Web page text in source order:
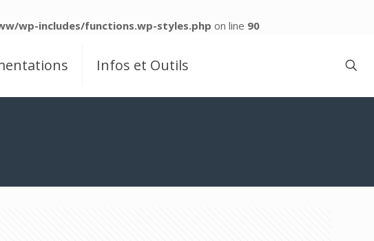
wp-includes/functions.wp-styles.php on line 90
Infos et Outils